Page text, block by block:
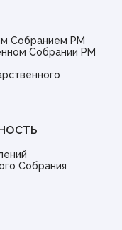
Собранием РМ
Собрании РМ
Собрания